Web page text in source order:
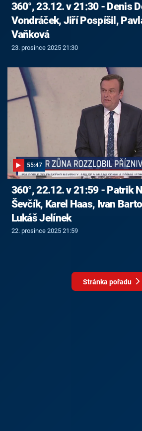
360°, 23.12. v 21:30 - Denis
Vondráček, Jiří Pospíšil,
Vaňková
23. prosince 2025 21:30
55:47
360°, 22.12. v 21:59 - Patrik
Ševčík, Karel Haas, Ivan
Lukáš Jelínek
22. prosince 2025 21:59
Stránka pořadu